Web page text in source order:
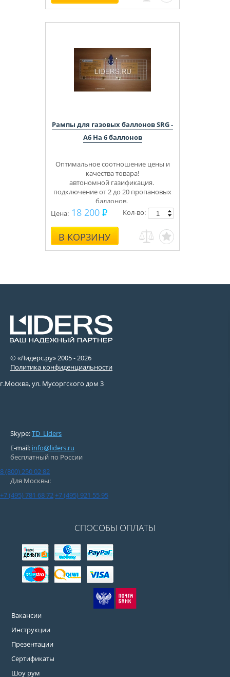
Рампы для газовых баллонов SRG -
A6 На 6 баллонов
Оптимальное соотношение цены и
качества товара!
автономной газификация.
подключение от 2 до 20 пропановых
баллонов.
Укомплектуем под ключ.
Консультации, монтаж.
Цена: 18 200
В КОРЗИНУ
Кол-во:
© «Лидерс.ру» 2005 -2026
Политика конфиденциальности
г.Москва, ул. Мусоргского дом 3
Skype:TD_Liders
E-mail: info@liders.ru
бесплатный по России
8 (800) 250 02 82
Для Москвы:
+7 (495) 781 68 72+7 (495) 921 55 95
СПОСОБЫ ОПЛАТЫ
Вакансии
Инструкции
Презентации
Сертификаты
Шоу рум